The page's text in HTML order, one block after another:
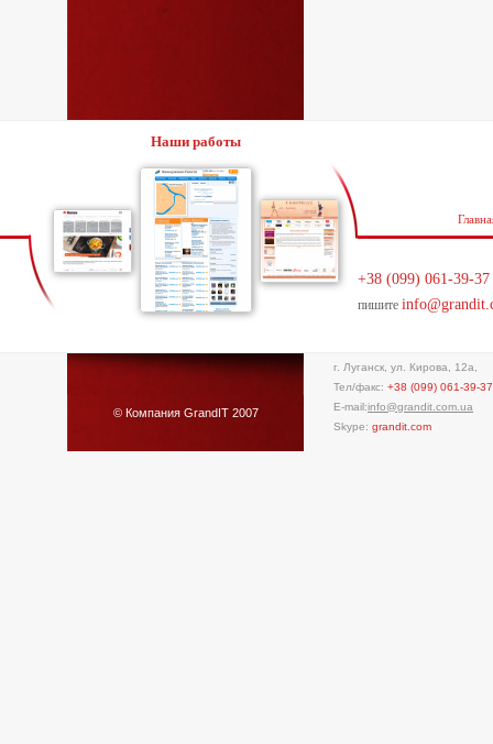
Наши работы
+38 (099) 061-39-37
пишите
© Компания GrandIT 2007
г. Луганск, ул. Кирова, 12а,
Тел/факс: +38 (099) 061-39-37
E-mail:info@grandit.com.ua
Skype: grandit.com